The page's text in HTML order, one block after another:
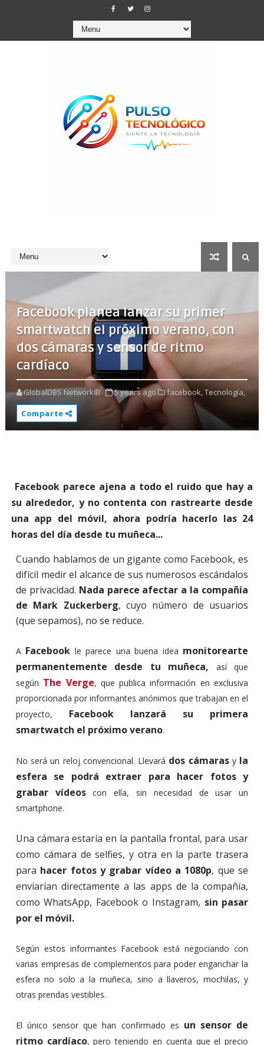
Facebook planea lanzar su primer
smartwatch el próximo verano, con
dos cámaras y sensor de ritmo
cardíaco
GlobalDBS Network® 5 years ago facebook,Tecnología,
Comparte
Facebook parece ajena a todo el ruido que hay a
su alrededor, y no contenta con rastrearte desde
una app del móvil, ahora podría hacerlo las 24
horas del día desde tu muñeca...
Cuando hablamos de un gigante como Facebook, es
difícil medir el alcance de sus numerosos escándalos
de privacidad. Nada parece afectar a la compañía
de Mark Zuckerberg, cuyo número de usuarios
(que sepamos), no se reduce.
A Facebook le parece una buena idea monitorearte
permanentemente desde tu muñeca, así que
según The Verge, que publica información en exclusiva
proporcionada por informantes anónimos que trabajan en el
proyecto,
Facebook lanzará su primera
smartwatch el próximo verano.
No será un reloj convencional. Llevará dos cámarasy la
esfera se podrá extraer para hacer fotos y
grabar vídeoscon ella, sin necesidad de usar un
smartphone.
Una cámara estaría en la pantalla frontal, para usar
como cámara de selfies, y otra en la parte trasera
para hacer fotos y grabar vídeo a 1080p, que se
enviarían directamente a las apps de la compañía,
como WhatsApp, Facebook o Instagram, sin pasar
por el móvil.
Según estos informantes Facebook está negociando con
varias empresas de complementos para poder enganchar la
esfera no solo a la muñeca, sino a llaveros, mochilas, y
otras prendas vestibles.
El único sensor que han confirmado es un sensor de
ritmo cardíaco, pero teniendo en cuenta que el precio